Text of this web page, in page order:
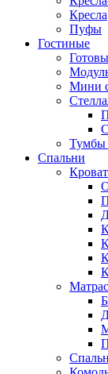
Кресла
Пуфы
Гостиные
Мини
Тумбы
Спальни